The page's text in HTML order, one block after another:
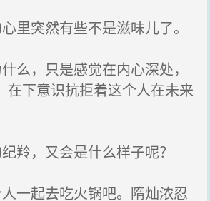
里突然有些不是滋味儿了。
么，只是感觉在内心深处，
下意识抗拒着这个人在未来
羚，又会是什么样子呢？
一起去吃火锅吧。隋灿浓忍